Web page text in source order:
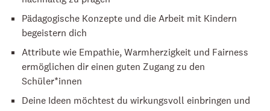
Pädagogische Konzepte und die Arbeit mit Kindern
begeistern dich
Attribute wie Empathie, Warmherzigkeit und Fairness
ermöglichen dir einen guten Zugang zu den
Schüler*innen
Deine Ideen möchtest du wirkungsvoll einbringen und